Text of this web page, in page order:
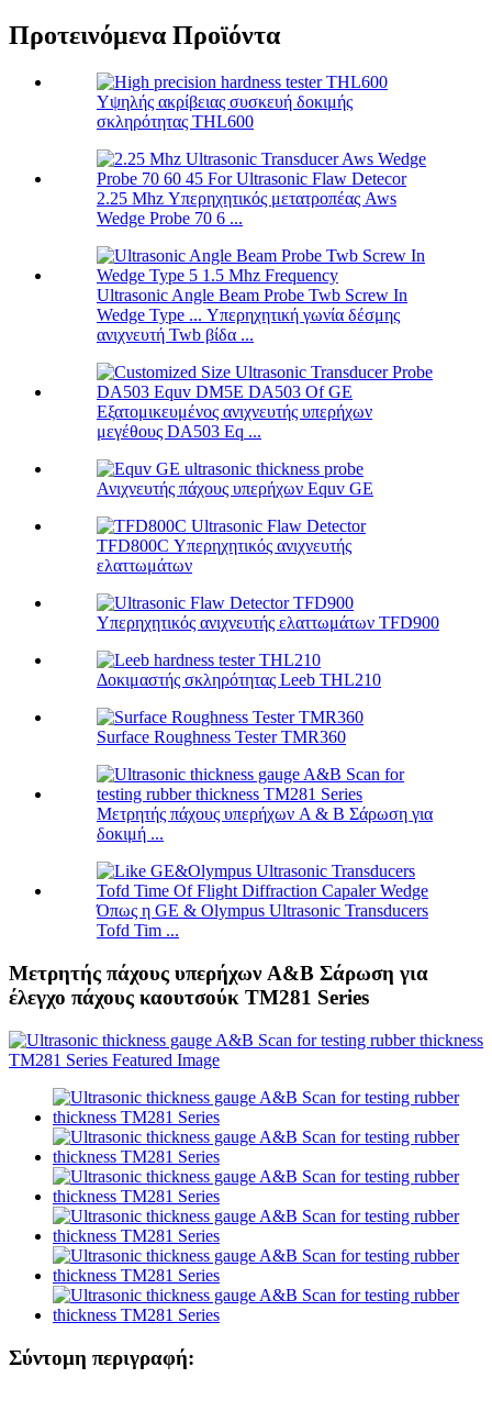
Προτεινόμενα Προϊόντα
Υψηλής ακρίβειας συσκευή δοκιμής
σκληρότητας THL600
2.25 Mhz Υπερηχητικός μετατροπέας Aws
Wedge Probe 70 6 ...
Ultrasonic Angle Beam Probe Twb Screw In
Wedge Type ... Υπερηχητική γωνία δέσμης
ανιχνευτή Twb βίδα ...
Εξατομικευμένος ανιχνευτής υπερήχων
μεγέθους DA503 Eq ...
Ανιχνευτής πάχους υπερήχων Equv GE
TFD800C Υπερηχητικός ανιχνευτής
ελαττωμάτων
Υπερηχητικός ανιχνευτής ελαττωμάτων TFD900
Δοκιμαστής σκληρότητας Leeb THL210
Surface Roughness Tester TMR360
Μετρητής πάχους υπερήχων A & B Σάρωση για
δοκιμή ...
Όπως η GE & Olympus Ultrasonic Transducers
Tofd Tim ...
Μετρητής πάχους υπερήχων A&B Σάρωση για
έλεγχο πάχους καουτσούκ TM281 Series
Σύντομη περιγραφή: